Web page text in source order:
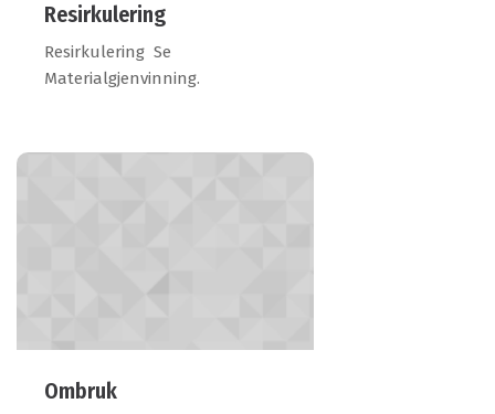
Resirkulering
Resirkulering Se
Materialgjenvinning.
Ombruk